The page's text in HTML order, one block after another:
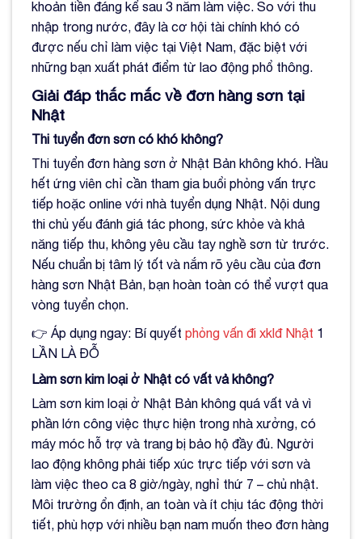
khoản tiền đáng kể sau 3 năm làm việc. So với thu
nhập trong nước, đây là cơ hội tài chính khó có
được nếu chỉ làm việc tại Việt Nam, đặc biệt với
những bạn xuất phát điểm từ lao động phổ thông.
Giải đáp thắc mắc về đơn hàng sơn tại
Nhật
Thi tuyển đơn sơn có khó không?
Thi tuyển đơn hàng sơn ở Nhật Bản không khó. Hầu
hết ứng viên chỉ cần tham gia buổi phỏng vấn trực
tiếp hoặc online với nhà tuyển dụng Nhật. Nội dung
thi chủ yếu đánh giá tác phong, sức khỏe và khả
năng tiếp thu, không yêu cầu tay nghề sơn từ trước.
Nếu chuẩn bị tâm lý tốt và nắm rõ yêu cầu của đơn
hàng sơn Nhật Bản, bạn hoàn toàn có thể vượt qua
vòng tuyển chọn.
👉 Áp dụng ngay: Bí quyết phỏng vấn đi xklđ Nhật 1
LẦN LÀ ĐỖ
Làm sơn kim loại ở Nhật có vất vả không?
Làm sơn kim loại ở Nhật Bản không quá vất vả vì
phần lớn công việc thực hiện trong nhà xưởng, có
máy móc hỗ trợ và trang bị bảo hộ đầy đủ. Người
lao động không phải tiếp xúc trực tiếp với sơn và
làm việc theo ca 8 giờ/ngày, nghỉ thứ 7 – chủ nhật.
Môi trường ổn định, an toàn và ít chịu tác động thời
tiết, phù hợp với nhiều bạn nam muốn theo đơn hàng